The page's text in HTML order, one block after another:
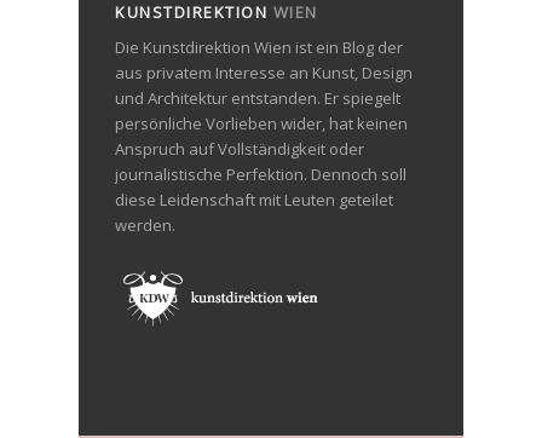
KUNSTDIREKTION WIEN
Die Kunstdirektion Wien ist ein Blog der
aus privatem Interesse an Kunst, Design
und Architektur entstanden. Er spiegelt
persönliche Vorlieben wider, hat keinen
Anspruch auf Vollständigkeit oder
journalistische Perfektion. Dennoch soll
diese Leidenschaft mit Leuten geteilet
werden.